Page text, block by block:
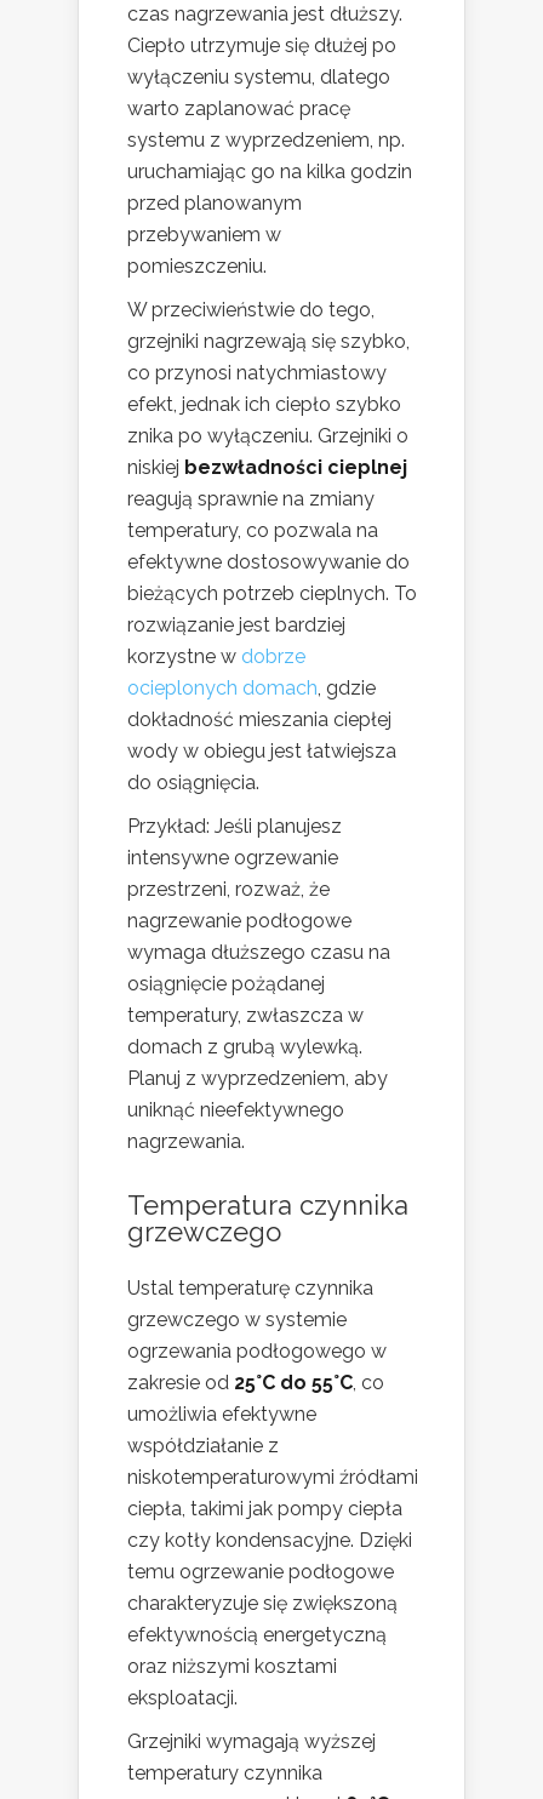
czas nagrzewania jest dłuższy.
Ciepło utrzymuje się dłużej po
wyłączeniu systemu, dlatego
warto zaplanować pracę
systemu z wyprzedzeniem, np.
uruchamiając go na kilka godzin
przed planowanym
przebywaniem w
pomieszczeniu.
W przeciwieństwie do tego,
grzejniki nagrzewają się szybko,
co przynosi natychmiastowy
efekt, jednak ich ciepło szybko
znika po wyłączeniu. Grzejniki o
niskiej bezwładności cieplnej
reagują sprawnie na zmiany
temperatury, co pozwala na
efektywne dostosowywanie do
bieżących potrzeb cieplnych. To
rozwiązanie jest bardziej
korzystne w dobrze
ocieplonych domach, gdzie
dokładność mieszania ciepłej
wody w obiegu jest łatwiejsza
do osiągnięcia.
Przykład: Jeśli planujesz
intensywne ogrzewanie
przestrzeni, rozważ, że
nagrzewanie podłogowe
wymaga dłuższego czasu na
osiągnięcie pożądanej
temperatury, zwłaszcza w
domach z grubą wylewką.
Planuj z wyprzedzeniem, aby
uniknąć nieefektywnego
nagrzewania.
Temperatura czynnika
grzewczego
Ustal temperaturę czynnika
grzewczego w systemie
ogrzewania podłogowego w
zakresie od 25°C do 55°C, co
umożliwia efektywne
współdziałanie z
niskotemperaturowymi źródłami
ciepła, takimi jak pompy ciepła
czy kotły kondensacyjne. Dzięki
temu ogrzewanie podłogowe
charakteryzuje się zwiększoną
efektywnością energetyczną
oraz niższymi kosztami
eksploatacji.
Grzejniki wymagają wyższej
temperatury czynnika